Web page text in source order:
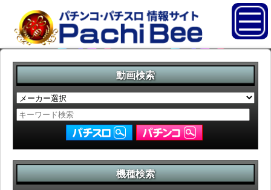
動画検索
機種検索